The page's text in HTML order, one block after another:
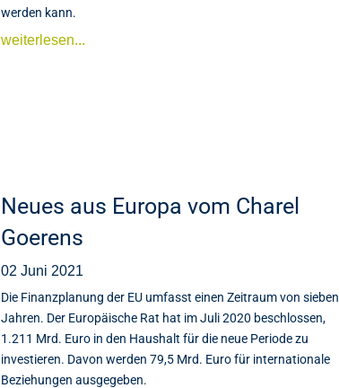
werden kann.
weiterlesen...
Neues aus Europa vom Charel
Goerens
02 Juni 2021
Die Finanzplanung der EU umfasst einen Zeitraum von sieben
Jahren. Der Europäische Rat hat im Juli 2020 beschlossen,
1.211 Mrd. Euro in den Haushalt für die neue Periode zu
investieren. Davon werden 79,5 Mrd. Euro für internationale
Beziehungen ausgegeben.